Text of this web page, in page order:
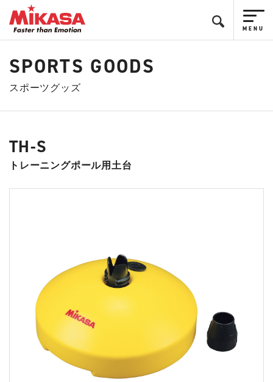
SPORTS GOODS
スポーツグッズ
TH-S
トレーニングポール用土台